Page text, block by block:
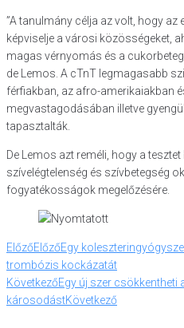
”A tanulmány célja az volt, hogy az
képviselje a városi közösségeket,
magas vérnyomás és a
de Lemos. A cTnT legmagasabb
férfiakban, az afro-amerikaiakban
megvastagodásában illetve
tapasztalták.
De Lemos azt reméli, hogy a
szívelégtelenség és szívbetegség
fogyatékosságok megelőzésére.
ElőzőElőzőEgy
trombózis kockázatát
KövetkezőEgy új szer
károsodástKövetkező